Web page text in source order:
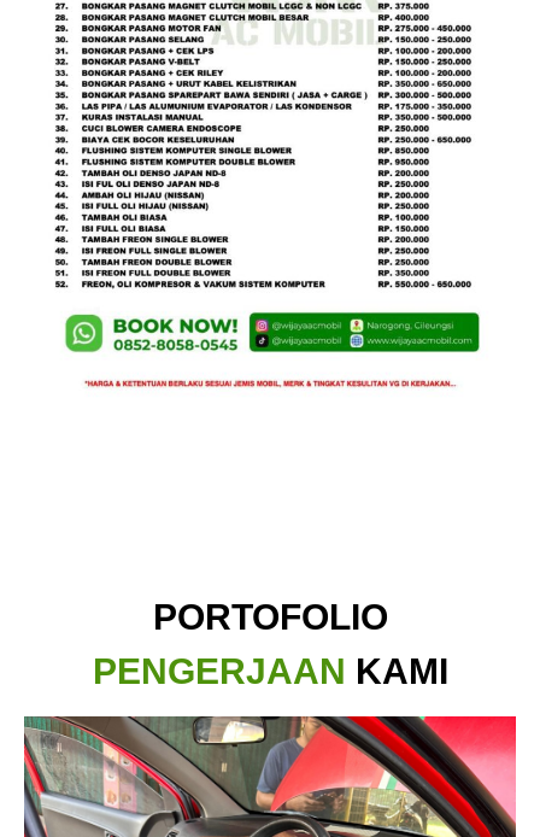
PORTOFOLIO
PENGERJAAN KAMI